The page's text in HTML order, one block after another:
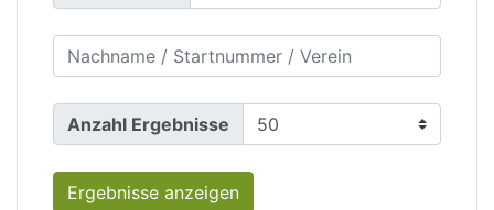
Anzahl Ergebnisse
Ergebnisse anzeigen